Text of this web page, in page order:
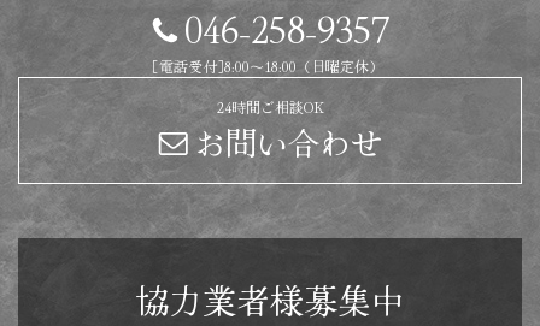
046-258-9357
［電話受付］8:00～18:00（日曜定休）
24時間ご相談OK
お問い合わせ
協力業者様募集中